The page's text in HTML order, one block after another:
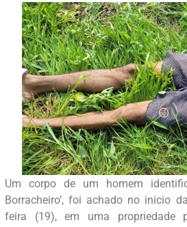
Um corpo de um homem
Borracheiro’, foi achado no inicio
feira (19), em uma propriedade